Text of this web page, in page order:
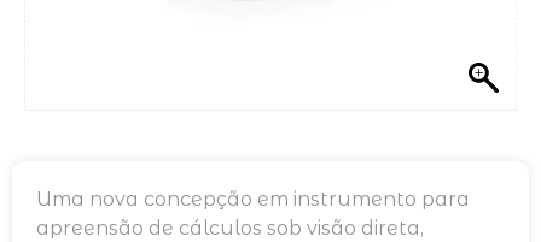
Uma nova concepção em instrumento para
apreensão de cálculos sob visão direta,